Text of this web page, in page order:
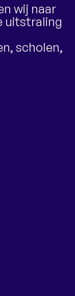
wij naar
uitstraling
scholen,